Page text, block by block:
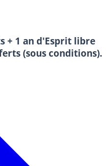
+ 1 an d'Esprit libre
(sous conditions).